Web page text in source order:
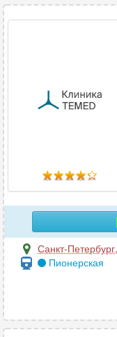
Магнитно-
Мануальная терапия
Н
Наркология
Неврология
Нейропсихология
Нейрофизиология
Нефрология
Санкт-Петербург,
Пионерская